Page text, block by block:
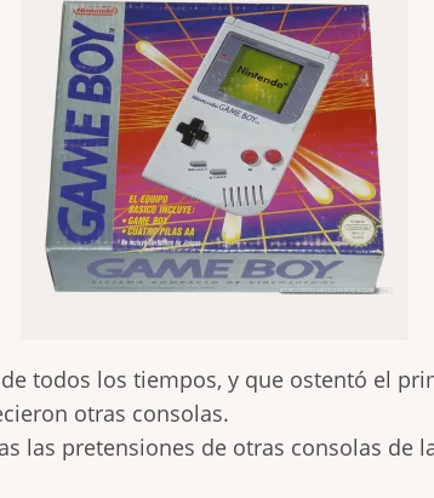
todos los tiempos, y que ostentó el
otras consolas.
las pretensiones de otras consolas de